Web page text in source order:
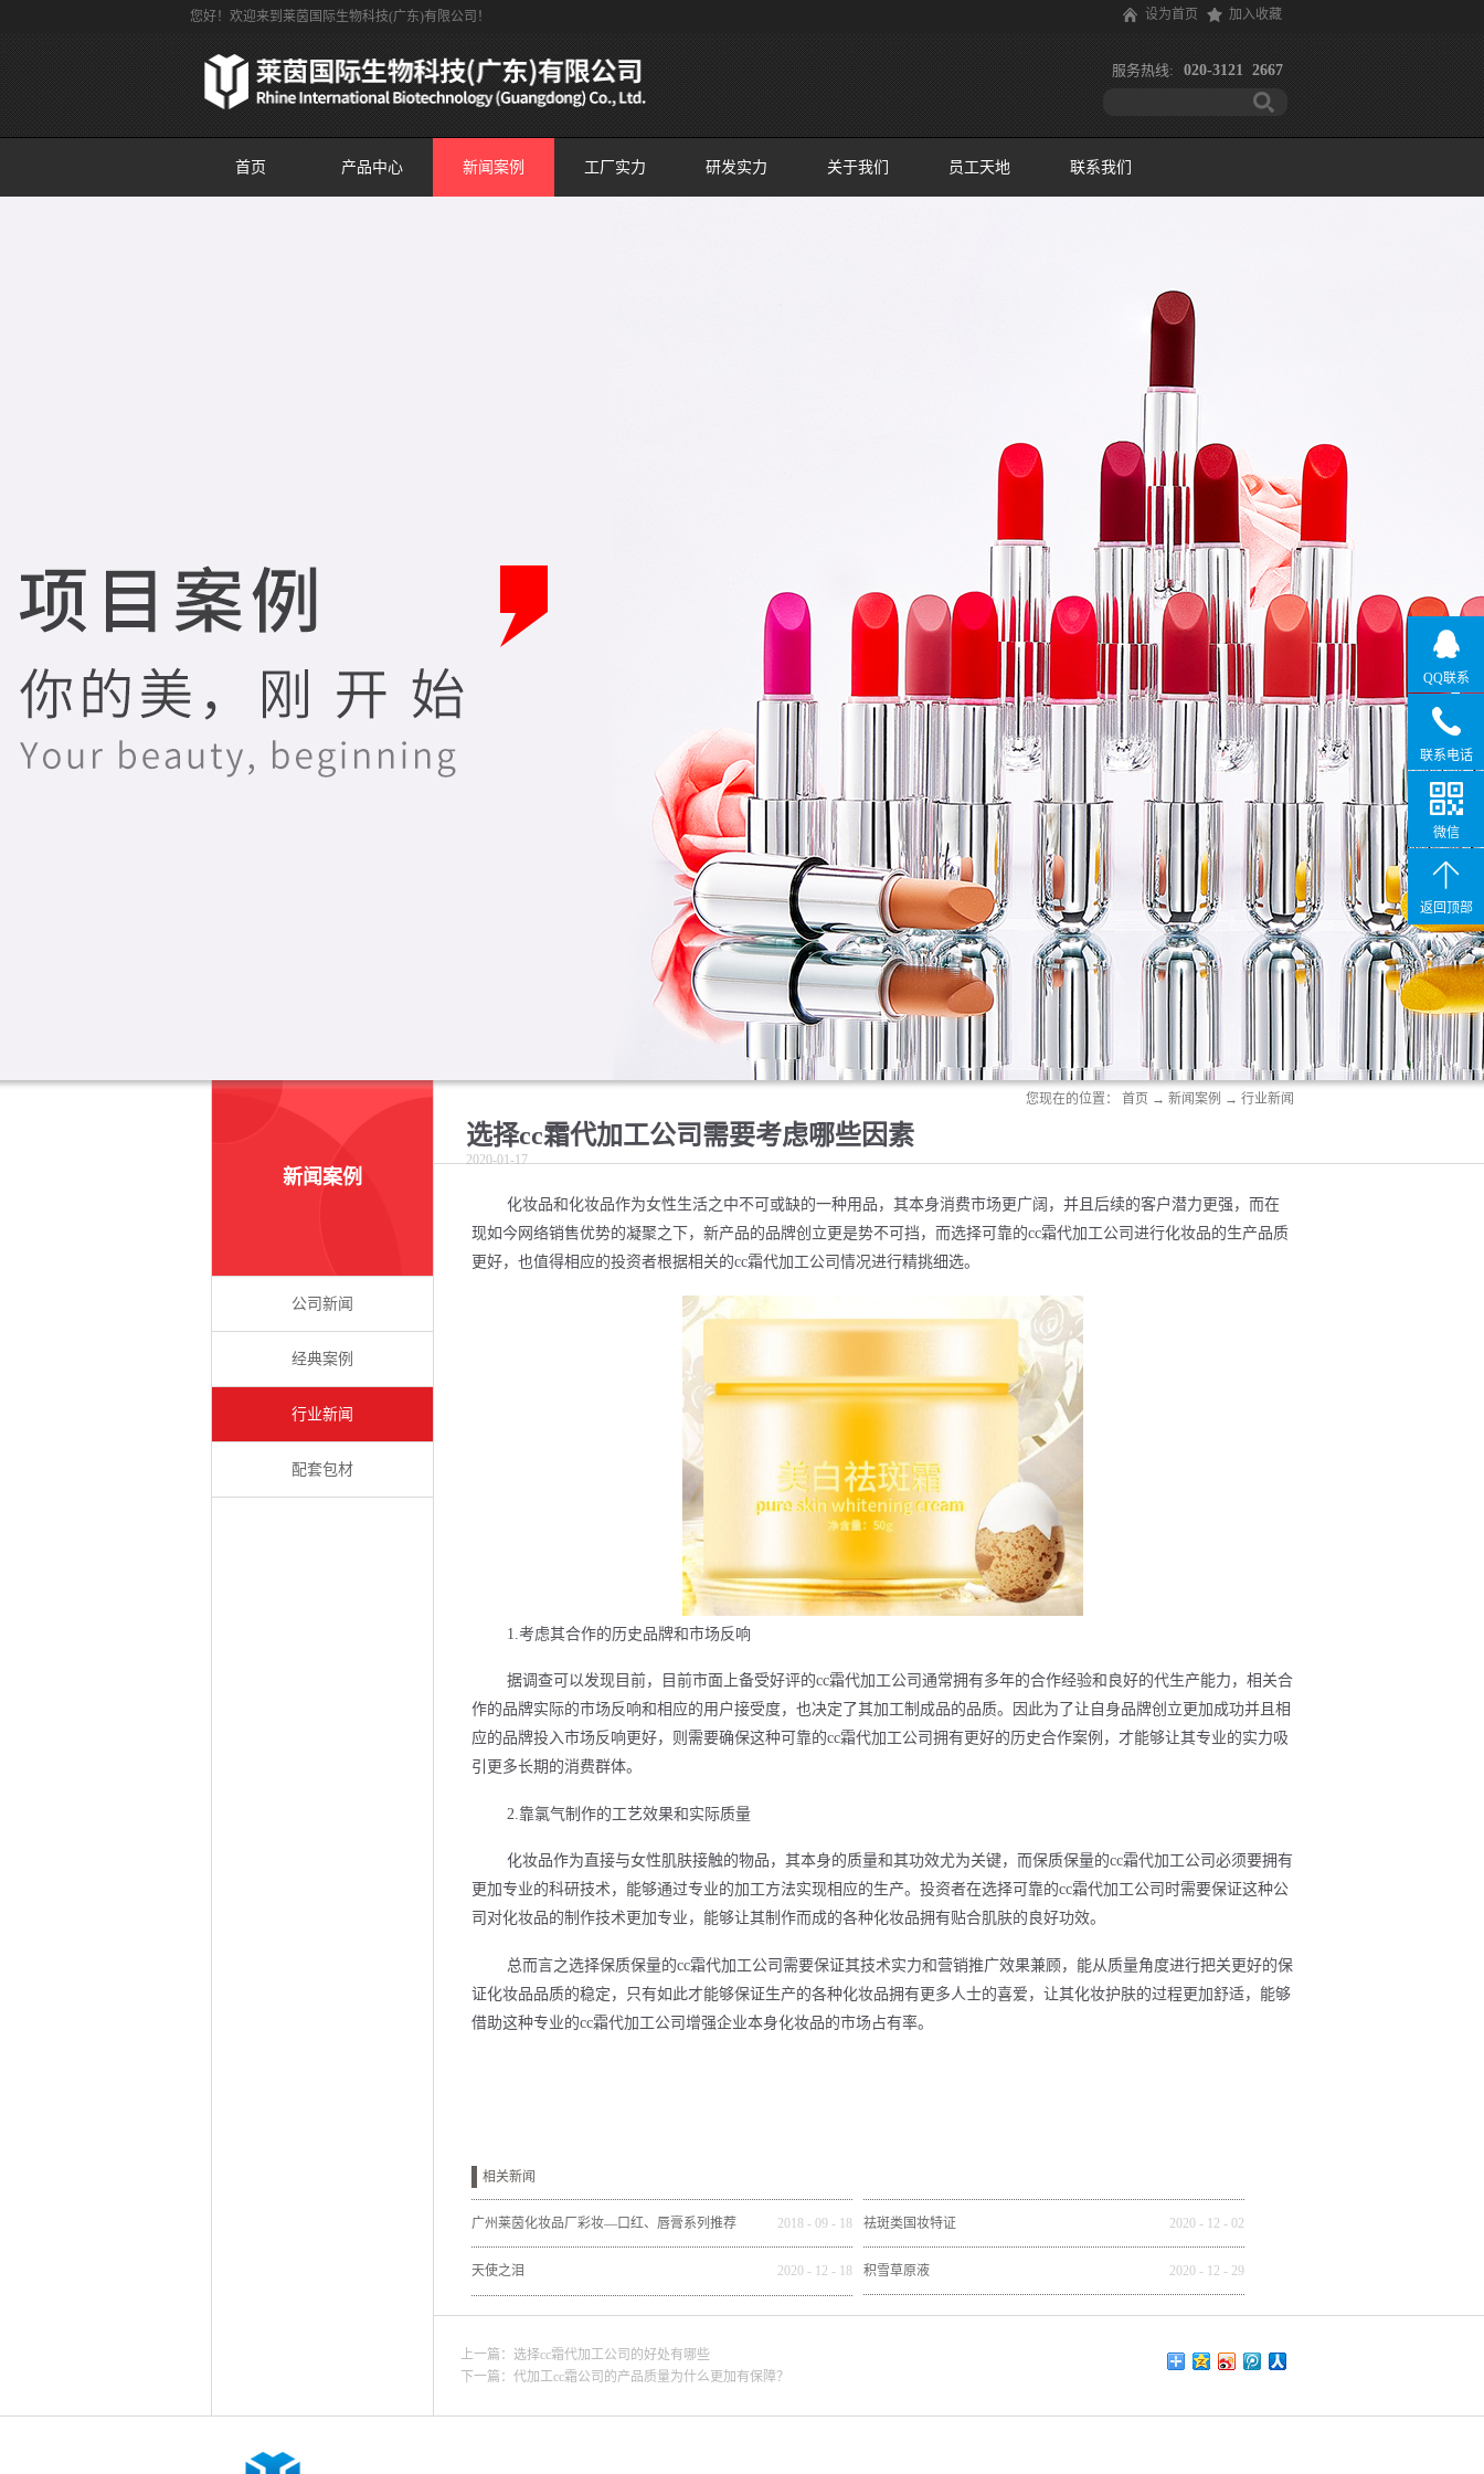
您好！欢迎来到莱茵国际生物科技(广东)有限公司！ 设为首页 加入收藏
服务热线: 020-3121 2667
首页 产品中心 新闻案例 工厂实力 研发实力 关于我们 员工天地 联系我们
选择cc霜代加工公司需要考虑哪些因素
2020-01-17
新闻案例
公司新闻
经典案例
行业新闻
配套包材
您现在的位置： 首页 → 新闻案例 → 行业新闻
化妆品和化妆品作为女性生活之中不可或缺的一种用品，其本身消费市场更广阔，并且后续的客户潜力更强，而在
现如今网络销售优势的凝聚之下，新产品的品牌创立更是势不可挡，而选择可靠的cc霜代加工公司进行化妆品的生产品质
更好，也值得相应的投资者根据相关的cc霜代加工公司情况进行精挑细选。
1.考虑其合作的历史品牌和市场反响
据调查可以发现目前，目前市面上备受好评的cc霜代加工公司通常拥有多年的合作经验和良好的代生产能力，相关合
作的品牌实际的市场反响和相应的用户接受度，也决定了其加工制成品的品质。因此为了让自身品牌创立更加成功并且相
应的品牌投入市场反响更好，则需要确保这种可靠的cc霜代加工公司拥有更好的历史合作案例，才能够让其专业的实力吸
引更多长期的消费群体。
2.靠氯气制作的工艺效果和实际质量
化妆品作为直接与女性肌肤接触的物品，其本身的质量和其功效尤为关键，而保质保量的cc霜代加工公司必须要拥有
更加专业的科研技术，能够通过专业的加工方法实现相应的生产。投资者在选择可靠的cc霜代加工公司时需要保证这种公
司对化妆品的制作技术更加专业，能够让其制作而成的各种化妆品拥有贴合肌肤的良好功效。
总而言之选择保质保量的cc霜代加工公司需要保证其技术实力和营销推广效果兼顾，能从质量角度进行把关更好的保
证化妆品品质的稳定，只有如此才能够保证生产的各种化妆品拥有更多人士的喜爱，让其化妆护肤的过程更加舒适，能够
借助这种专业的cc霜代加工公司增强企业本身化妆品的市场占有率。
相关新闻
广州莱茵化妆品厂彩妆—口红、唇膏系列推荐 2018 - 09 - 18 祛斑类国妆特证 2020 - 12 - 02
天使之泪 2020 - 12 - 18 积雪草原液 2020 - 12 - 29
上一篇： 选择cc霜代加工公司的好处有哪些
下一篇： 代加工cc霜公司的产品质量为什么更加有保障？
QQ联系
联系电话
微信
返回顶部